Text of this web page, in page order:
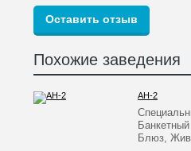
Похожие заведения
AH-2
Блюз,